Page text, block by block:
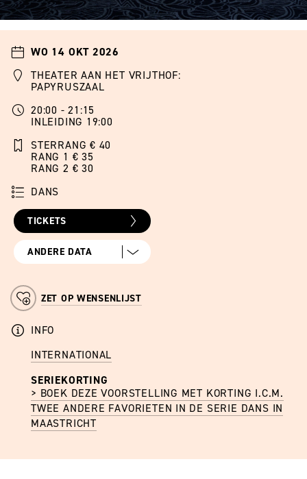
WO 14 OKT 2026
THEATER AAN HET VRIJTHOF:
PAPYRUSZAAL
20:00 - 21:15
INLEIDING 19:00
STERRANG € 40
RANG 1 € 35
RANG 2 € 30
DANS
TICKETS
ANDERE DATA
ZET OP WENSENLIJST
INFO
INTERNATIONAL
SERIEKORTING
> BOEK DEZE VOORSTELLING MET KORTING I.C.M.
TWEE ANDERE FAVORIETEN IN DE SERIE DANS IN
MAASTRICHT